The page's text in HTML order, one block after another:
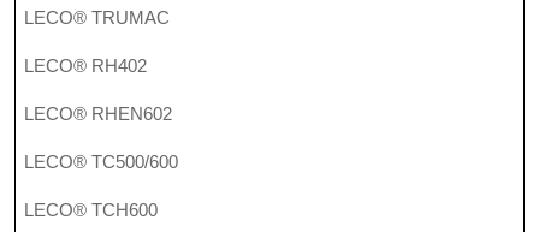
LECO® TRUMAC
LECO® RH402
LECO® RHEN602
LECO® TC500/600
LECO® TCH600